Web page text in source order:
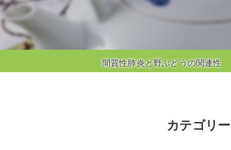
間質性肺炎と野ぶどうの関連性
カテゴリー